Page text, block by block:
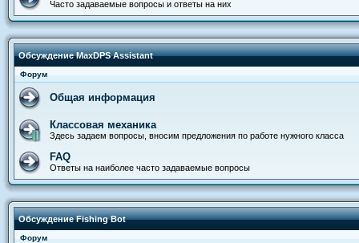
Часто задаваемые вопросы и ответы на них
Обсуждение MaxDPS Assistant
Форум
Общая информация
Классовая механика
Здесь задаем вопросы, вносим предложения по работе нужного класса
FAQ
Ответы на наиболее часто задаваемые вопросы
Обсуждение Fishing Bot
Форум